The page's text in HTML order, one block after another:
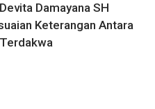
Damayana SH
Keterangan Antara